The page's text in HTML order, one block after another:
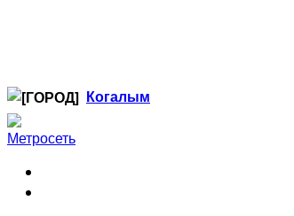
Когалым
Лангепас